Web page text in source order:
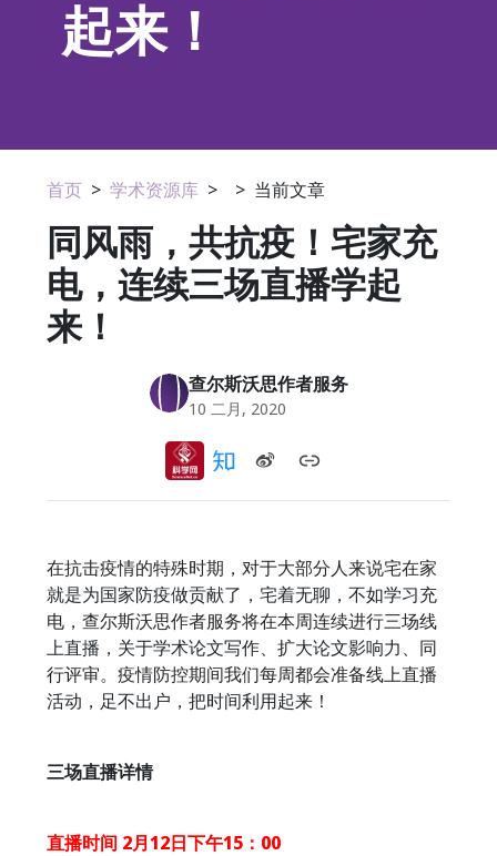
起来！
首页 > 学术资源库 > > 当前文章
同风雨，共抗疫！宅家充
电，连续三场直播学起
来！
查尔斯沃思作者服务
10 二月, 2020
在抗击疫情的特殊时期，对于大部分人来说宅在家
就是为国家防疫做贡献了，宅着无聊，不如学习充
电，查尔斯沃思作者服务将在本周连续进行三场线
上直播，关于学术论文写作、扩大论文影响力、同
行评审。疫情防控期间我们每周都会准备线上直播
活动，足不出户，把时间利用起来！
三场直播详情
直播时间 2月12日下午15：00